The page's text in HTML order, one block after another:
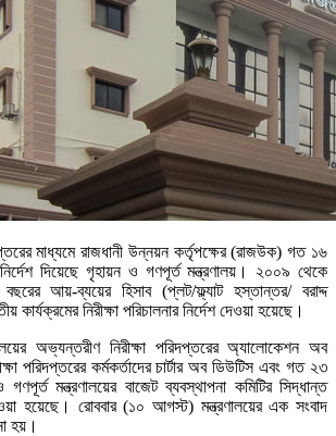
মাধ্যমে রাজধানী উন্নয়ন কর্তৃপক্ষের (রাজউক) গত ১৬
নির্দেশ দিয়েছে গৃহায়ন ও গণপূর্ত মন্ত্রণালয়। ২০০৯ থেকে
আয়-ব্যয়ের হিসাব (প্লট/ফ্ল্যাট হস্তান্তর/ বরাদ্দ
কার্যক্রমের নিরীক্ষা পরিচালনার নির্দেশ দেওয়া হয়েছে।
অভ্যন্তরীণ নিরীক্ষা পরিদপ্তরের অ্যালোকেশন অব
পরিদপ্তরের কর্মকর্তাদের চার্টার অব ডিউটিস এবং গত ২৩
মন্ত্রণালয়ের বাজেট ব্যবস্থাপনা কমিটির সিদ্ধান্ত
হয়েছে। রোববার (১০ আগস্ট) মন্ত্রণালয়ের এক সংবাদ
হয়।